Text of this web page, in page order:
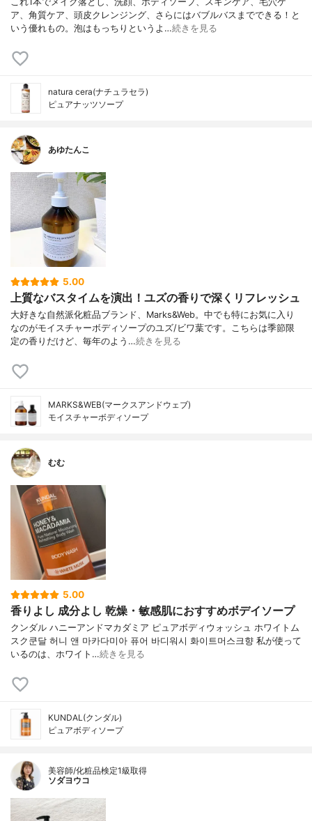
ア、角質ケア、頭皮クレンジング、さらにはバブルバスまでできる！と
いう優れもの。泡はもっちりというよ…続きを見る
natura cera(ナチュラセラ)
ピュアナッツソープ
あゆたんこ
5.00
上質なバスタイムを演出！ユズの香りで深くリフレッシュ
大好きな自然派化粧品ブランド、Marks&Web。中でも特にお気に入り
なのがモイスチャーボディソープのユズ/ビワ葉です。こちらは季節限
定の香りだけど、毎年のよう…続きを見る
MARKS&WEB(マークスアンドウェブ)
モイスチャーボディソープ
むむ
5.00
香りよし 成分よし 乾燥・敏感肌におすすめボデイソープ
クンダル ハニーアンドマカダミア ピュアボディウォッシュ ホワイトム
スク쿤달 허니 앤 마카다미아 퓨어 바디워시 화이트머스크향 私が使って
いるのは、ホワイト…続きを見る
KUNDAL(クンダル)
ピュアボディソープ
美容師/化粧品検定1級取得
ソダヨウコ